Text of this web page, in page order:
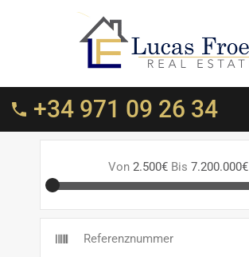
+34 971 09 26 34
Von 2.500€ Bis 7.200.000€